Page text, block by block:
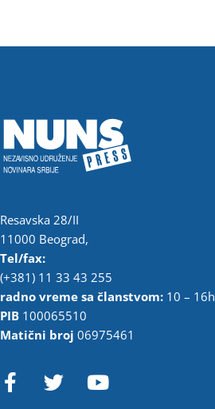
Resavska 28/II
11000 Beograd,
Tel/fax:
(+381) 11 33 43 255
radno vreme sa članstvom: 10 – 16h
PIB 100065510
Matični broj 06975461
F
a
T Y